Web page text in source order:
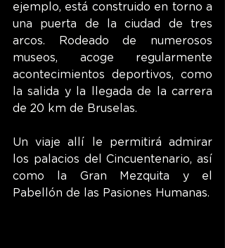
ejemplo, está construido en torno a
una puerta de la ciudad de tres
arcos. Rodeado de numerosos
museos, acoge regularmente
acontecimientos deportivos, como
la salida y la llegada de la carrera
de 20 km de Bruselas.
Un viaje allí le permitirá admirar
los palacios del Cincuentenario, así
como la Gran Mezquita y el
Pabellón de las Pasiones Humanas.